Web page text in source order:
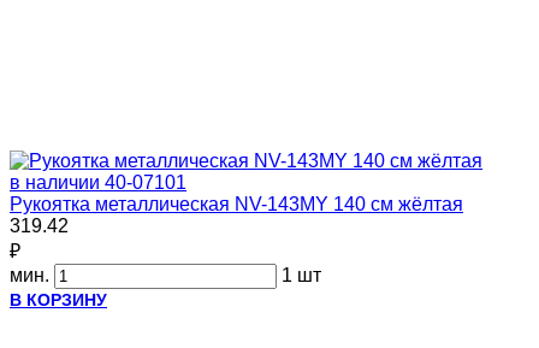
в наличии 40-07101
Рукоятка металлическая NV-143MY 140 см жёлтая
319.42
₽
мин.
1 шт
В КОРЗИНУ